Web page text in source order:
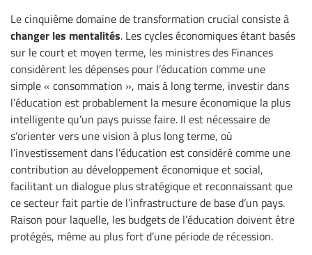
Le cinquième domaine de transformation crucial consiste à
changer les mentalités. Les cycles économiques étant basés
sur le court et moyen terme, les ministres des Finances
considèrent les dépenses pour l’éducation comme une
simple « consommation », mais à long terme, investir dans
l’éducation est probablement la mesure économique la plus
intelligente qu’un pays puisse faire. Il est nécessaire de
s’orienter vers une vision à plus long terme, où
l’investissement dans l’éducation est considéré comme une
contribution au développement économique et social,
facilitant un dialogue plus stratégique et reconnaissant que
ce secteur fait partie de l’infrastructure de base d’un pays.
Raison pour laquelle, les budgets de l’éducation doivent être
protégés, même au plus fort d’une période de récession.